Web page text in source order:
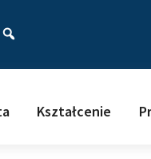
Kształcenie